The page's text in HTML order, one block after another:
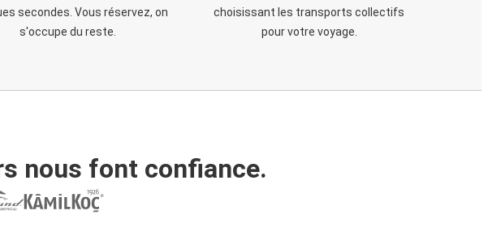
secondes. Vous réservez, on
s'occupe du reste.
choisissant les transports collectifs
pour votre voyage.
nous font confiance.